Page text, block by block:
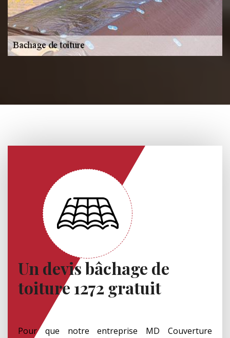
Un devis bâchage de
toiture 1272 gratuit
Pour que notre entreprise MD Couverture